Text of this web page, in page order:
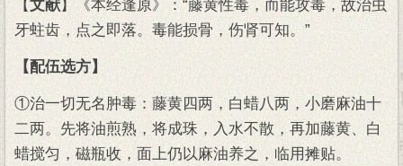
【文献】《本经逢原》：“藤黄性毒，而能攻毒，故治虫
牙蛀齿，点之即落。毒能损骨，伤肾可知。”
【配伍选方】
①治一切无名肿毒：藤黄四两，白蜡八两，小磨麻油十
二两。先将油煎熟，将成珠，入水不散，再加藤黄、白
蜡搅匀，磁瓶收，面上仍以麻油养之，临用摊贴。